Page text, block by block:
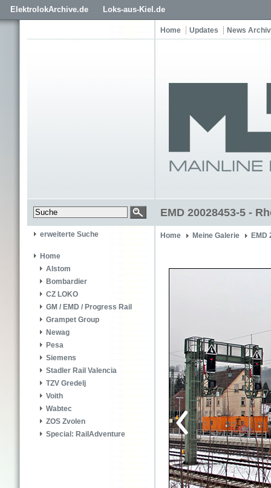
ElektrolokArchive.de Loks-aus-Kiel.de
Home Updates News Archiv
EMD 20028453-5 -
erweiterte Suche
Home
Alstom
Bombardier
CZ LOKO
GM / EMD / Progress Rail
Grampet Group
Newag
Pesa
Siemens
Stadler Rail Valencia
TZV Gredelj
Voith
Wabtec
ZOS Zvolen
Special: RailAdventure
Home Meine Galerie EMD